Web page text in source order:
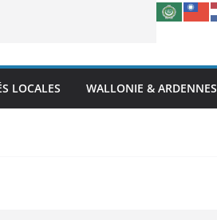
LOCALES WALLONIE & ARDENNES